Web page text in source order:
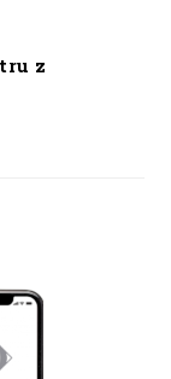
z